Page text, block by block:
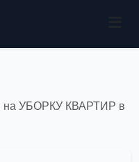
УБОРКУ КВАРТИР в